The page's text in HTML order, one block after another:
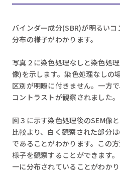
バインダー成分(SBR)が明るい
分布の様子がわかります。
写真２に染色処理なしと染色処
像)を示します。染色処理なしの
区別が明瞭に付きません。一方
コントラストが観察されました。
図３に示す染色処理後のSEM像
比較より、白く観察された部分
であることがわかります。この
様子を観察することができます
一に分布されていることがわかり